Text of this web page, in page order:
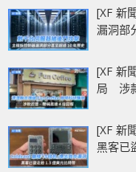
[XF 新
漏洞部
[XF 新
局 涉
[XF 新
黑客已